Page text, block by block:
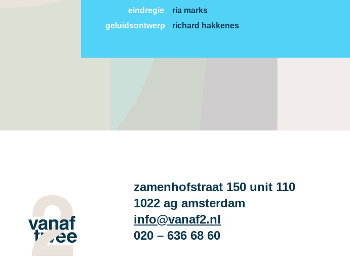
eindregie
ria marks
geluidsontwerp
richard hakkenes
zamenhofstraat 150 unit 110
1022 ag amsterdam
info@vanaf2.nl
020 – 636 68 60